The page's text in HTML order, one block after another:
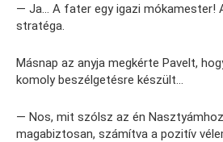
— Ja… A fater egy igazi mókamester!
stratéga.
Másnap az anyja megkérte Pavelt,
komoly beszélgetésre készült…
— Nos, mit szólsz az én
magabiztosan, számítva a pozitív